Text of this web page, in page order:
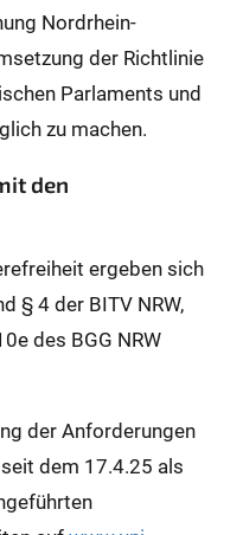
Nordrhein-
der Richtlinie
Parlaments und
zu machen.
den
ergeben sich
§ 4 der BITV NRW,
des BGG NRW
der Anforderungen
dem 17.4.25 als